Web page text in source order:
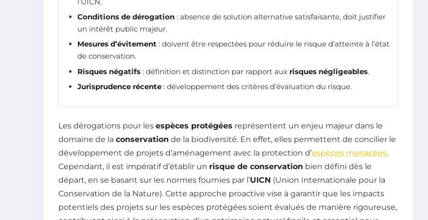
Conditions de dérogation : absence de solution alternative satisfaisante, doit justifier
un intérêt public majeur.
Mesures d’évitement : doivent être respectées pour réduire le risque d’atteinte à l’état
de conservation.
Risques négatifs : définition et distinction par rapport aux risques négligeables.
Jurisprudence récente : développement des critères d’évaluation du risque.
Les dérogations pour les espèces protégées représentent un enjeu majeur dans le
domaine de la conservation de la biodiversité. En effet, elles permettent de concilier le
développement de projets d’aménagement avec la protection d’espèces menacées.
Cependant, il est impératif d’établir un risque de conservation bien défini dès le
départ, en se basant sur les normes fournies par l’UICN (Union Internationale pour la
Conservation de la Nature). Cette approche proactive vise à garantir que les impacts
potentiels des projets sur les espèces protégées soient évalués de manière rigoureuse,